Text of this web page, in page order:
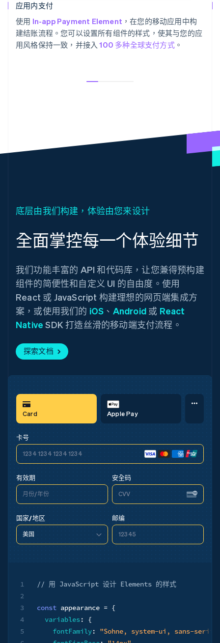
应用内支付
使用 In-app Payment Element ，在您的移动应用中构
建结账流程。您可以设置所有组件的样式，使其与您的应
用风格保持一致，并接入100 多种全球支付方式。
底层由我们构建，体验由您来设计
全面掌控每一个体验细节
我们功能丰富的 API 和代码库，让您兼得预构建
组件的简便性和自定义 UI 的自由度。使用
React 或 JavaScript 构建理想的网页端集成方
案，或使用我们的 iOS 、 Android 或 React
Native SDK 打造丝滑的移动端支付流程。
探索文档
Card Apple Pay
卡号
1234 1234 1234 1234
有效期
月份/年份
安全码
CVV
国家/地区
美国
邮编
12345
Card Google Pay
1234 1234 1234 1234
月份/年份 CVV
美国 90210
Card Apple Pay
1234 1234 1234 1234
月份/年份 CVV
美国 90210
1
2
3
4
5
// 用 JavaScript 设计 Elements 的样式
const appearance = {
variables:
{
fontFamily: "Sohne, system-ui, sans-serif"